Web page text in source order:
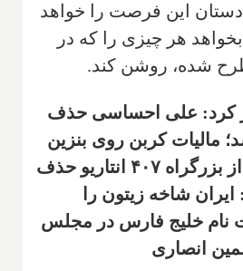
این فرصت را خواهد
هر چیزی را که در
شده، روشن کند.
کرد: علی احساسی حذف
مالیات کربن روی بنزین
و عوارض بخشی از بزرگراه ۴۰۷ انتاریو حذف
شاخه زیتون را
نام خلیج فارس در مجلس
انصاری